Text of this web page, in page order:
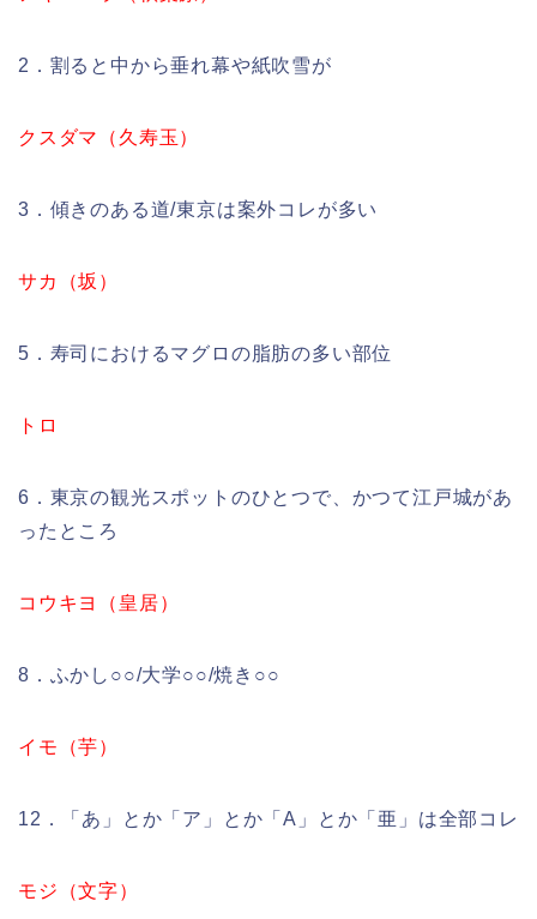
2．割ると中から垂れ幕や紙吹雪が
クスダマ（久寿玉）
3．傾きのある道/東京は案外コレが多い
サカ（坂）
5．寿司におけるマグロの脂肪の多い部位
トロ
6．東京の観光スポットのひとつで、かつて江戸城があ
ったところ
コウキヨ（皇居）
8．ふかし○○/大学○○/焼き○○
イモ（芋）
12．「あ」とか「ア」とか「A」とか「亜」は全部コレ
モジ（文字）